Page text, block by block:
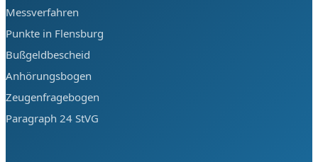
Messverfahren
Punkte in Flensburg
Bußgeldbescheid
Anhörungsbogen
Zeugenfragebogen
Paragraph 24 StVG